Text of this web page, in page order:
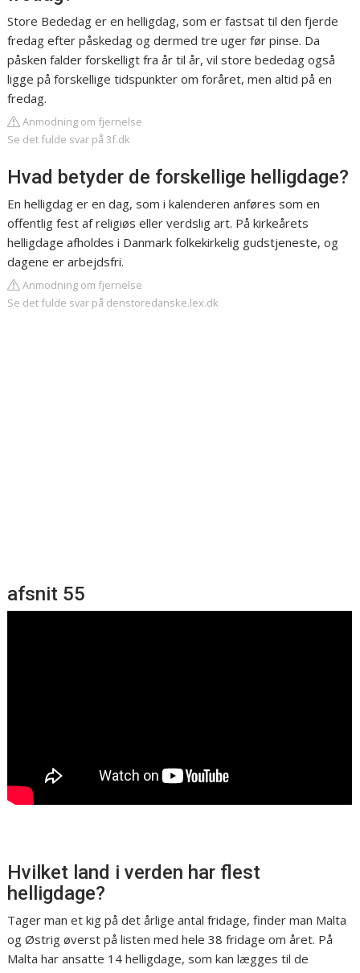
Store Bededag er en helligdag, som er fastsat til den fjerde
fredag efter påskedag og dermed tre uger før pinse. Da
påsken falder forskelligt fra år til år, vil store bededag også
ligge på forskellige tidspunkter om foråret, men altid på en
fredag.
Anmodning om fjernelse
Se det fulde svar på 3f.dk
Hvad betyder de forskellige helligdage?
En helligdag er en dag, som i kalenderen anføres som en
offentlig fest af religiøs eller verdslig art. På kirkeårets
helligdage afholdes i Danmark folkekirkelig gudstjeneste, og
dagene er arbejdsfri.
Anmodning om fjernelse
Se det fulde svar på denstoredanske.lex.dk
afsnit 55
Hvilket land i verden har flest
helligdage?
Tager man et kig på det årlige antal fridage, finder man Malta
og Østrig øverst på listen med hele 38 fridage om året. På
Malta har ansatte 14 helligdage, som kan lægges til de